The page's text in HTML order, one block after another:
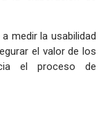
medir la usabilidad
el valor de los
el proceso de